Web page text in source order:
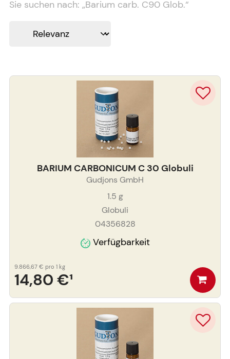
Sie suchen nach: „Barium carb. C90 Glob.“
BARIUM CARBONICUM C 30 Globuli
Gudjons GmbH
1.5 g
Globuli
04356828
Verfügbarkeit
14,80 €¹
9.866,67 € pro 1 kg